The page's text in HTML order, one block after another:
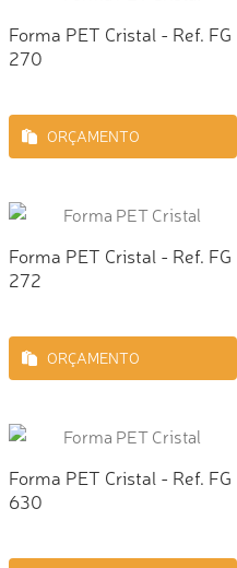
Forma PET Cristal - Ref. FG
270
ORÇAMENTO
Forma PET Cristal - Ref. FG
272
ORÇAMENTO
Forma PET Cristal - Ref. FG
630